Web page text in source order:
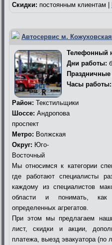
Скидки: постоянным клиентам |
Автосервис м.
Телефонный
Дни работы:
Праздничные
Часы работы:
Район: Текстильщики
Шоссе: Андропова
проспект
Метро: Волжская
Округ: Юго-
Восточный
Мы относимся к категории
где работают специалисты
каждому из специалистов
области и понимать, как
определенных агрегатов.
При этом мы предлагаем
лист, скидки и акции,
платежа, выезд эвакуатора (по